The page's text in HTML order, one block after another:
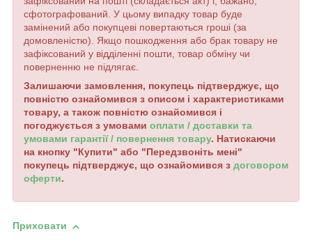
сфотографований. У цьому випадку товар буде
замінений або покупцеві повертаються гроші (за
домовленістю). Якщо пошкодження або брак товару не
зафіксований у відділенні пошти, товар обміну чи
поверненню не підлягає.
Залишаючи замовлення, покупець підтверджує, що
повністю ознайомився з описом і характеристиками
товару, а також повністю ознайомився і
погоджується з умовами оплати / доставки та
умовами гарантії / повернення товару. Натискаючи
на кнопку "Купити" або "Передзвоніть мені"
покупець підтверджує, що ознайомився з договором
оферти.
Приховати